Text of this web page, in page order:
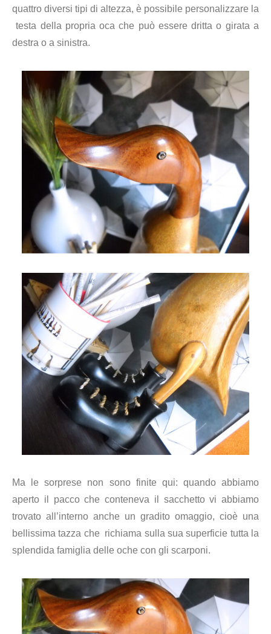
quattro diversi tipi di altezza, è possibile personalizzare la
testa della propria oca che può essere dritta o girata a
destra o a sinistra.
Ma le sorprese non sono finite qui: quando abbiamo
aperto il pacco che conteneva il sacchetto vi abbiamo
trovato all’interno anche un gradito omaggio, cioè una
bellissima tazza che richiama sulla sua superficie tutta la
splendida famiglia delle oche con gli scarponi.